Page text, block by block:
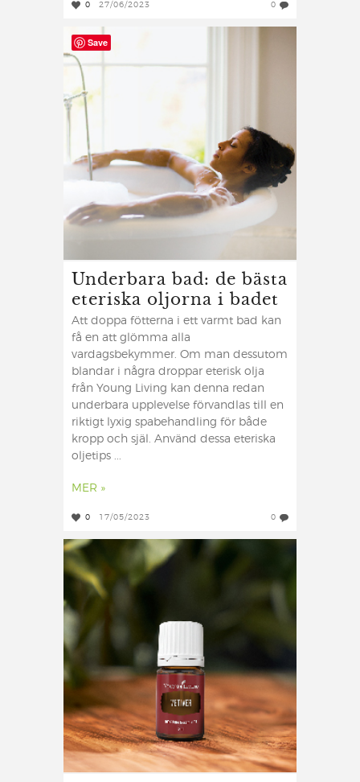
0 27/06/2023 0
Underbara bad: de bästa
eteriska oljorna i badet
Att doppa fötterna i ett varmt bad kan
få en att glömma alla
vardagsbekymmer. Om man dessutom
blandar i några droppar eterisk olja
från Young Living kan denna redan
underbara upplevelse förvandlas till en
riktigt lyxig spabehandling för både
kropp och själ. Använd dessa eteriska
oljetips ...
MER »
0 17/05/2023 0
Save